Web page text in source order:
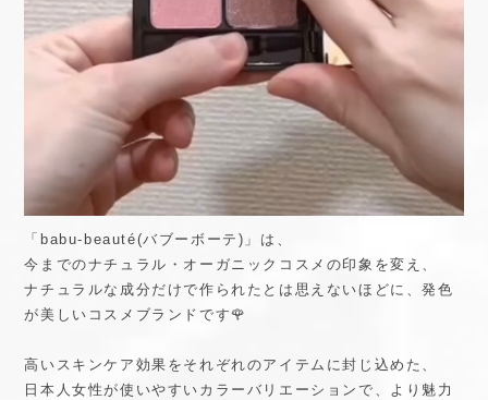
「babu-beauté(バブーボーテ)」は、
今までのナチュラル・オーガニックコスメの印象を変え、
ナチュラルな成分だけで作られたとは思えないほどに、発色
が美しいコスメブランドです🌹
高いスキンケア効果をそれぞれのアイテムに封じ込めた、
日本人女性が使いやすいカラーバリエーションで、より魅力